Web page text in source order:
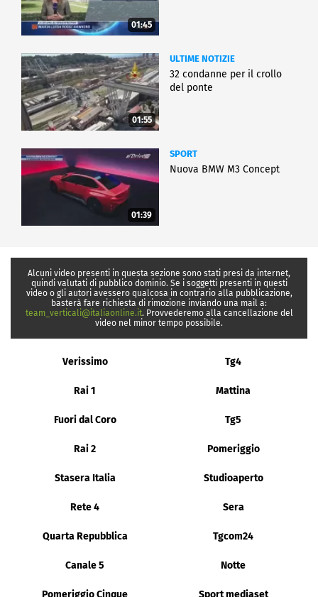
01:45
01:55
ULTIME NOTIZIE
32 condanne per il crollo
del ponte
01:39
SPORT
Nuova BMW M3 Concept
Alcuni video presenti in questa sezione sono stati presi da internet,
quindi valutati di pubblico dominio. Se i soggetti presenti in questi
video o gli autori avessero qualcosa in contrario alla pubblicazione,
basterà fare richiesta di rimozione inviando una mail a:
team_verticali@italiaonline.it. Provvederemo alla cancellazione del
video nel minor tempo possibile.
Verissimo Tg4
Rai 1 Mattina
Fuori dal Coro Tg5
Rai 2 Pomeriggio
Stasera Italia Studioaperto
Rete 4 Sera
Quarta Repubblica Tgcom24
Canale 5 Notte